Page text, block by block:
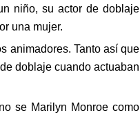
niño, su actor de doblaje
una mujer.
animadores. Tanto así que
doblaje cuando actuaban
se Marilyn Monroe como